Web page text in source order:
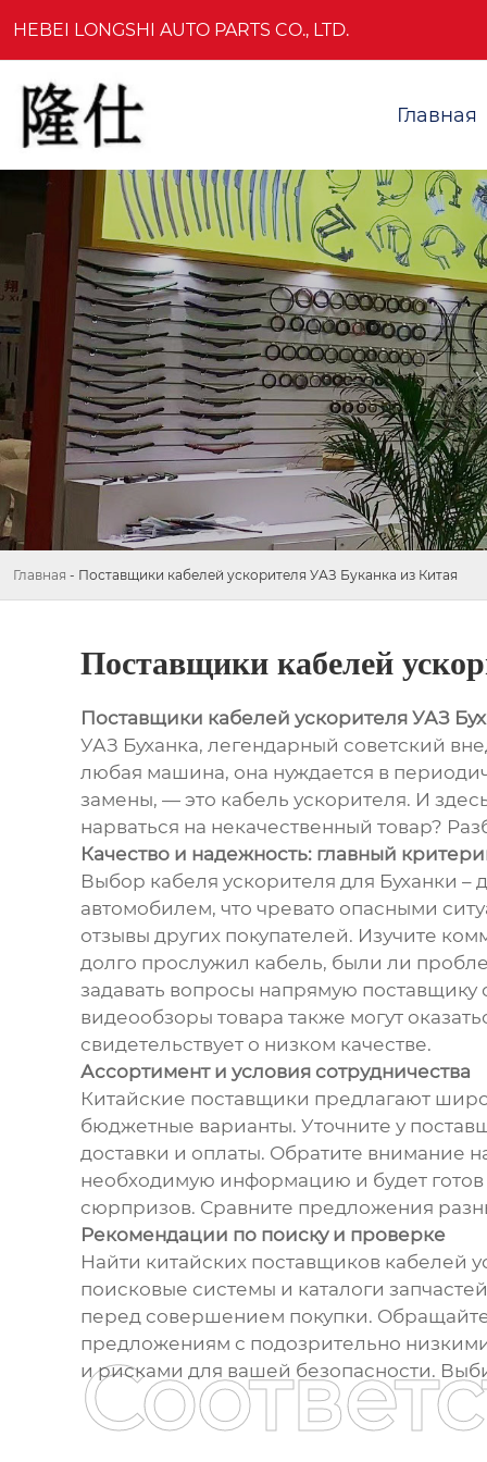
HEBEI LONGSHI AUTO PARTS CO., LTD.
Главная
Главная - Поставщики кабелей ускорителя УАЗ Буканка из Китая
Поставщики кабелей
Поставщики кабелей ускорителя УАЗ
УАЗ Буханка, легендарный советский
любая машина, она нуждается в
замены, — это кабель ускорителя. И
нарваться на некачественный товар?
Качество и надежность: главный
Выбор кабеля ускорителя для Буханки
автомобилем, что чревато опасными
отзывы других покупателей. Изучите
долго прослужил кабель, были ли
задавать вопросы напрямую поставщику
видеообзоры товара также могут
свидетельствует о низком качестве.
Ассортимент и условия сотрудничества
Китайские поставщики предлагают
бюджетные варианты. Уточните у
доставки и оплаты. Обратите внимание
необходимую информацию и будет готов
сюрпризов. Сравните предложения
Рекомендации по поиску и проверке
Найти китайских поставщиков кабелей
поисковые системы и каталоги
перед совершением покупки.
предложениям с подозрительно
и рисками для вашей безопасности.